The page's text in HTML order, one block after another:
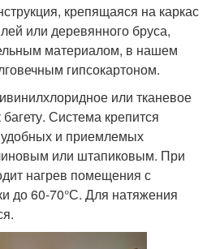
крепящаяся на каркас
или деревянного бруса,
материалом, в нашем
гипсокартоном.
или тканевое
Система крепится
и приемлемых
или штапиковым. При
нагрев помещения с
до 60-70°С. Для натяжения